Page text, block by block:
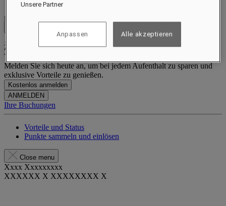
Treueprogramm
Melden Sie sich heute an, um bei jedem Aufenthalt zu sparen und
exklusive Vorteile zu genießen.
Kostenlos anmelden
ANMELDEN
Ihre Buchungen
Vorteile und Status
Punkte sammeln und einlösen
Close menu
Xxxx Xxxxxxxxx
XXXXXX X XXXXXXXX X
Unsere Partner
Anpassen Alle akzeptieren